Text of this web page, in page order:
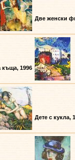
Две женски
къща, 1996
Дете с кукла,